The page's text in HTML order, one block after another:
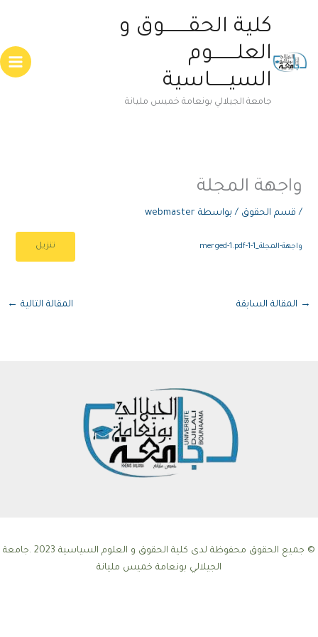
كلية الحقــــــــوق و
العلــــــــوم
السيــــــاسية
جامعة الجيلالي بونعامة خميس مليانة
واجهة المجلة
/ قسم الحقوق / بواسطة webmaster
واجهة-المجلة_merged-1.pdf-1-1 تنزيل
→ المقالة السابقة المقالة التالية ←
© جميع الحقوق محفوظة لدى كلية الحقوق و العلوم السياسية 2023 .جامعة
الجيلالي بونعامة خميس مليانة